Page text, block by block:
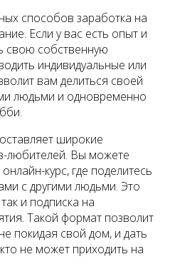
способов заработка на
Если у вас есть опыт и
свою собственную
индивидуальные или
вам делиться своей
людьми и одновременно
широкие
любителей. Вы можете
курс, где поделитесь
с другими людьми. Это
и подписка на
Такой формат позволит
покидая свой дом, и дать
не может приходить на